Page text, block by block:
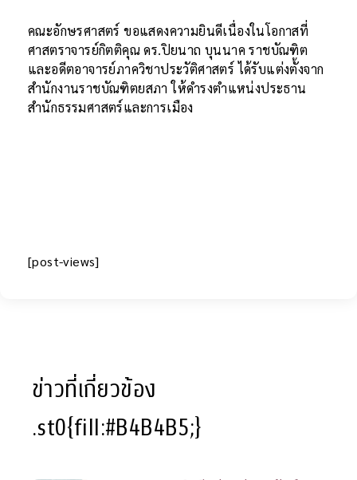
คณะอักษรศาสตร์ ขอแสดงความยินดีเนื่องในโอกาสที่
ศาสตราจารย์กิตติคุณ ดร.ปิยนาถ บุนนาค ราชบัณฑิต
และอดีตอาจารย์ภาควิชาประวัติศาสตร์ ได้รับแต่งตั้งจาก
สำนักงานราชบัณฑิตยสภา ให้ดำรงตำแหน่งประธาน
สำนักธรรมศาสตร์และการเมือง
[post-views]
ข่าวที่เกี่ยวข้อง
.st0{fill:#B4B4B5;}